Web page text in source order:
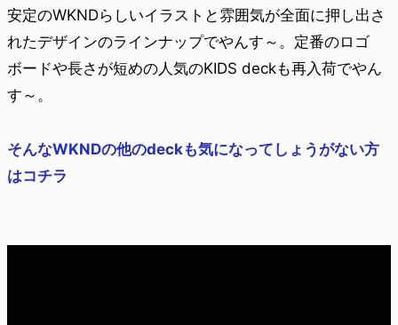
安定のWKNDらしいイラストと雰囲気が全面に押し出さ
れたデザインのラインナップでやんす～。定番のロゴ
ボードや長さが短めの人気のKIDS deckも再入荷でやん
す～。
そんなWKNDの他のdeckも気になってしょうがない方
はコチラ